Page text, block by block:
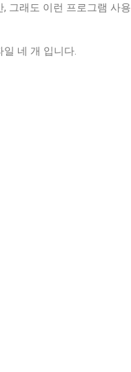
그래도 이런 프로그램 사
네 개 입니다.